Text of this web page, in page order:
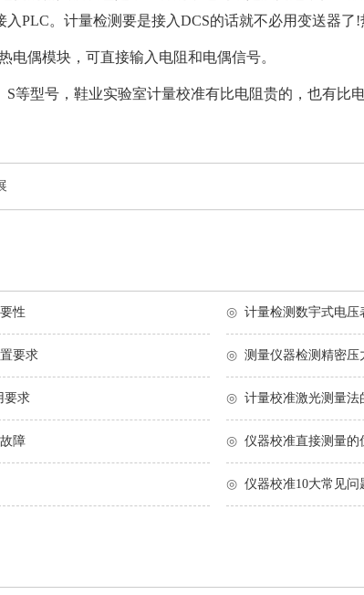
PLC。 计量检测要是接入DCS的话就不必用变送器
电偶模块，可直接输入电阻和电偶信号。
等型号， 鞋业实验室计量校准有比电阻贵的，也有比
性 ◎ 计量检测数宇式电压
要求 ◎ 测量仪器检测精密压
要求 ◎ 计量校准激光测量法
障 ◎ 仪器校准直接测量的
◎ 仪器校准10大常见